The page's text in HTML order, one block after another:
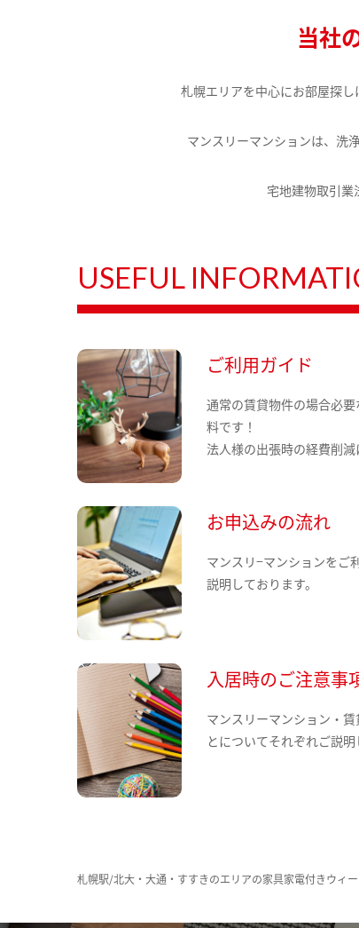
当社
札幌エリアを中心にお部屋探
マンスリーマンションは、洗
宅地建物取引業
USEFUL
ご利用ガイド
通常の賃貸物件の場合必
料です！
法人様の出張時の経費削減
お申込みの流れ
マンスリ−マンションをご
説明しております。
入居時のご注意事
マンスリーマンション・
とについてそれぞれご説明
札幌駅/北大・大通・すすきのエリアの家具家電付きウィ